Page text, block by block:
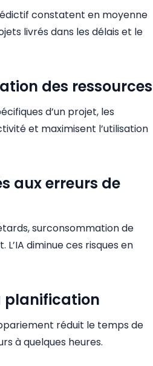
constatent en moyenne
livrés dans les délais et le
des ressources
d’un projet, les
et maximisent l’utilisation
aux erreurs de
surconsommation de
diminue ces risques en
planification
réduit le temps de
à quelques heures.